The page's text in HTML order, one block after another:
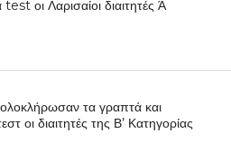
οι Λαρισαίοι διαιτητές Ά
ολοκλήρωσαν τα γραπτά και
οι διαιτητές της Β’ Κατηγορίας